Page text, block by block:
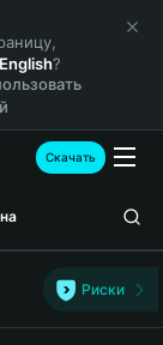
English?
Скачать
Риски